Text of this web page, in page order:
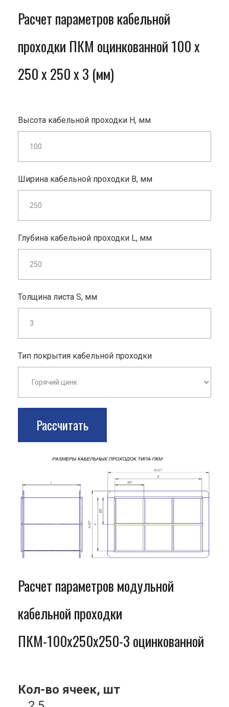
Расчет параметров кабельной
проходки ПКМ оцинкованной 100 x
250 x 250 x 3 (мм)
Высота кабельной проходки H, мм
Ширина кабельной проходки B, мм
Глубина кабельной проходки L, мм
Толщина листа S, мм
Тип покрытия кабельной проходки
Рассчитать
Расчет параметров модульной
кабельной проходки
ПКМ-100x250x250-3 оцинкованной
Кол-во ячеек, шт